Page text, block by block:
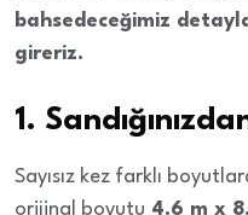
bahsedeceğimiz
gireriz.
1.
Sayısız kez farklı
orijinal boyutu 4.6 m x